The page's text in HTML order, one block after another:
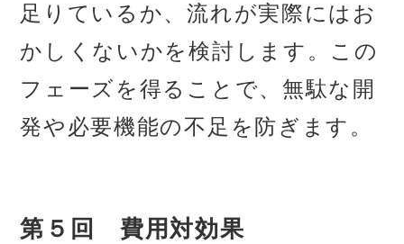
足りているか、流れが実際にはお
かしくないかを検討します。この
フェーズを得ることで、無駄な開
発や必要機能の不足を防ぎます。
第５回 費用対効果